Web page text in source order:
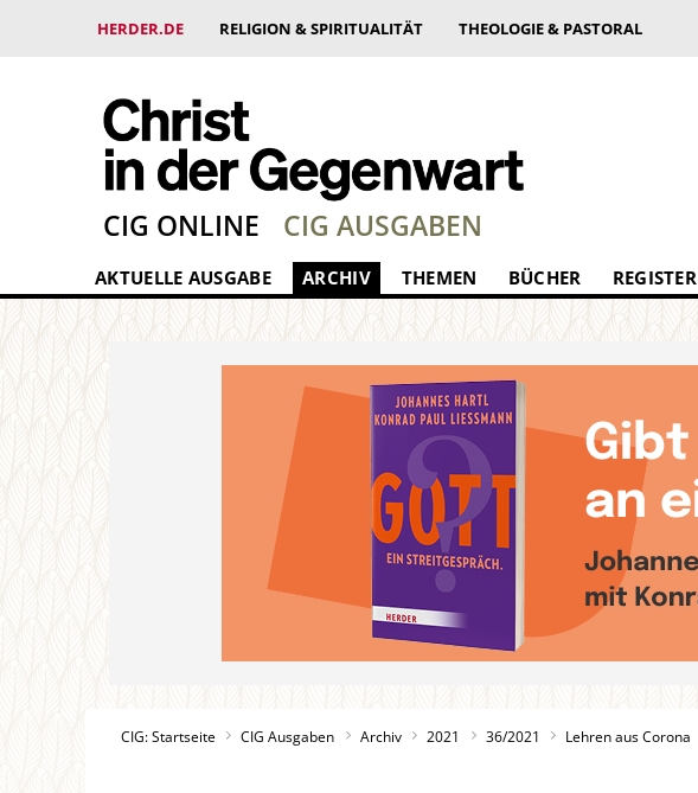
HERDER.DE RELIGION & SPIRITUALITÄT THEOLOGIE & PASTORAL
CIG ONLINE CIG AUSGABEN
AKTUELLE AUSGABE ARCHIV THEMEN BÜCHER REGISTER
CIG: Startseite CIG Ausgaben Archiv 2021 36/2021 Lehren aus Corona